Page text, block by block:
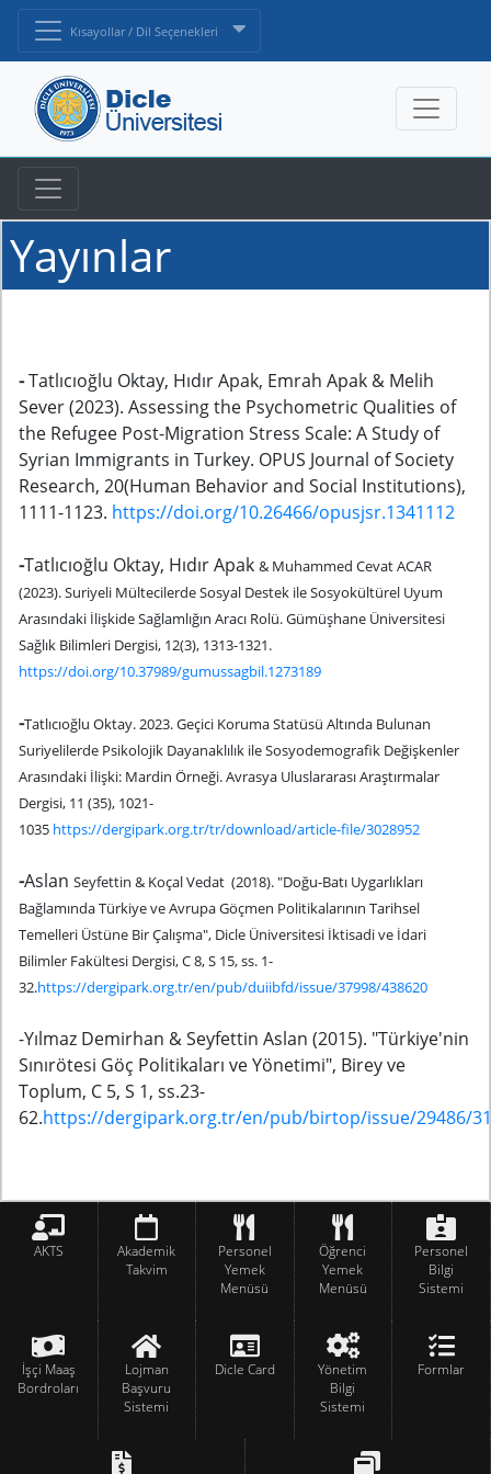
Kısayollar / Dil Seçenekleri
Yayınlar
-Tatlıcıoğlu Oktay, Hıdır Apak, Emrah Apak & Melih
Sever (2023). Assessing the Psychometric Qualities of
the Refugee Post-Migration Stress Scale: A Study of
Syrian Immigrants in Turkey. OPUS Journal of Society
Research, 20(Human Behavior and Social Institutions),
1111-1123. https://doi.org/10.26466/opusjsr.1341112
-Tatlıcıoğlu Oktay, Hıdır Apak & Muhammed Cevat ACAR
(2023). Suriyeli Mültecilerde Sosyal Destek ile Sosyokültürel Uyum
Arasındaki İlişkide Sağlamlığın Aracı Rolü. Gümüşhane Üniversitesi
Sağlık Bilimleri Dergisi, 12(3), 1313-1321.
https://doi.org/10.37989/gumussagbil.1273189
-Tatlıcıoğlu Oktay. 2023. Geçici Koruma Statüsü Altında Bulunan
Suriyelilerde Psikolojik Dayanaklılık ile Sosyodemografik Değişkenler
Arasındaki İlişki: Mardin Örneği. Avrasya Uluslararası Araştırmalar
Dergisi, 11 (35), 1021-
1035 https://dergipark.org.tr/tr/download/article-file/3028952
-Aslan Seyfettin & KoçalVedat (2018). "Doğu-Batı Uygarlıkları
Bağlamında Türkiye ve Avrupa Göçmen Politikalarının Tarihsel
Temelleri Üstüne Bir Çalışma", Dicle Üniversitesi İktisadi ve İdari
Bilimler Fakültesi Dergisi, C 8, S 15, ss. 1-
32.https://dergipark.org.tr/en/pub/duiibfd/issue/37998/438620
-Yılmaz Demirhan & Seyfettin Aslan (2015). "Türkiye'nin
Sınırötesi Göç Politikaları ve Yönetimi", Birey ve
Toplum, C 5, S 1, ss.23-
62.https://dergipark.org.tr/en/pub/birtop/issue/29486/
AKTS
Akademik
Takvim
Personel
Yemek
Menüsü
Öğrenci
Yemek
Menüsü
Personel
Bilgi
Sistemi
İşçi Maaş
Bordroları
Lojman
Başvuru
Sistemi
Dicle Card
Yönetim
Bilgi
Sistemi
Formlar